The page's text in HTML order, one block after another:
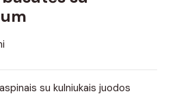
su kulniukais juodos